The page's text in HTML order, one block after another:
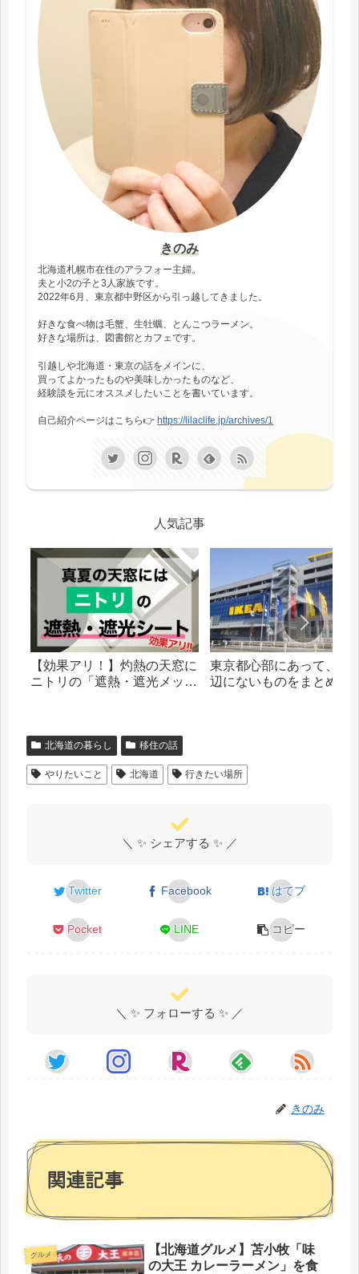
きのみ
北海道札幌市在住のアラフォー主婦。
夫と小2の子と3人家族です。
2022年6月、東京都中野区から引っ越してきました。
好きな食べ物は毛蟹、生牡蠣、とんこつラーメン。
好きな場所は、図書館とカフェです。
引越しや北海道・東京の話をメインに、
買ってよかったものや美味しかったものなど、
経験談を元にオススメしたいことを書いています。
自己紹介ページはこちら👉 https://lilaclife.jp/archives/1
人気記事
【効果アリ！】灼熱の天窓に
ニトリの「遮熱・遮光メッシ
東京都心部にあって、札
辺にないものをまとめま
北海道の暮らし 移住の話
やりたいこと 北海道 行きたい場所
＼ ✨ シェアする ✨ ／
Twitter Facebook はてブ
Pocket LINE コピー
＼ ✨ フォローする ✨ ／
きのみ
関連記事
グルメ
【北海道グルメ】苫小牧「味
の大王 カレーラーメン」を食